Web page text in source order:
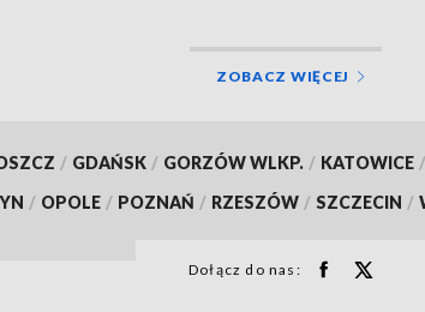
ZOBACZ WIĘCEJ
/ GDAŃSK / GORZÓW WLKP. / KATOWICE /
/ OPOLE / POZNAŃ / RZESZÓW / SZCZECIN /
Dołącz do nas: